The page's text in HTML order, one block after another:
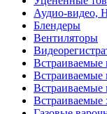
Аудио-видео,
Блендеры
Вентиляторы
Встраиваемые
Встраиваемые
Встраиваемые
Встраиваемые